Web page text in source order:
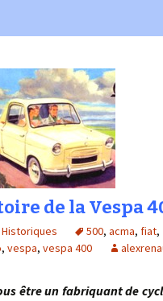
Ancienne
: articles,
de la Vespa
Historiques 500, acma, fiat,
, vespa, vespa 400
un fabriquant de